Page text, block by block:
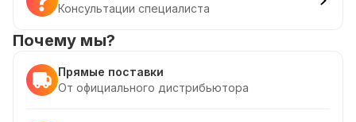
Консультации специалиста
Почему мы?
Прямые поставки
От официального дистрибьютора